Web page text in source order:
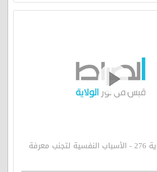
مصباح الهداية 276 - الأسباب النفسية لتجنب معرفة